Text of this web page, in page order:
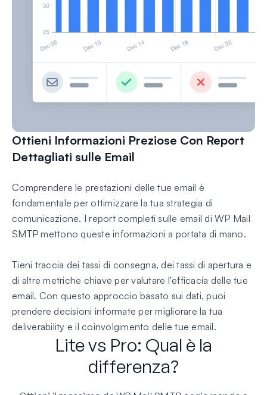
Ottieni Informazioni Preziose Con Report
Dettagliati sulle Email
Comprendere le prestazioni delle tue email è
fondamentale per ottimizzare la tua strategia di
comunicazione. I report completi sulle email di WP Mail
SMTP mettono queste informazioni a portata di mano.
Tieni traccia dei tassi di consegna, dei tassi di apertura e
di altre metriche chiave per valutare l'efficacia delle tue
email. Con questo approccio basato sui dati, puoi
prendere decisioni informate per migliorare la tua
deliverability e il coinvolgimento delle tue email.
Lite vs Pro: Qual è la
differenza?